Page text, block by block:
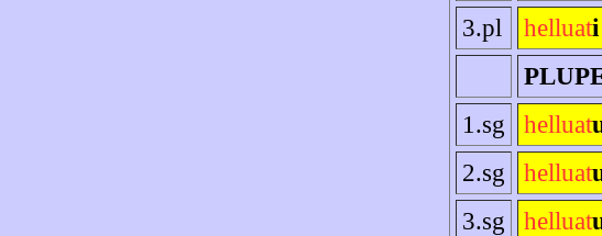
3.pl
helluati
1.sg
helluat
2.sg
helluat
3.sg
helluat